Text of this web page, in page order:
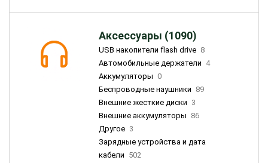
Аксессуары (1090)
USB накопители flash drive 8
Автомобильные держатели 4
Аккумуляторы 0
Беспроводные наушники 89
Внешние жесткие диски 3
Внешние аккумуляторы 86
Другое 3
Зарядные устройства и дата
кабели 502